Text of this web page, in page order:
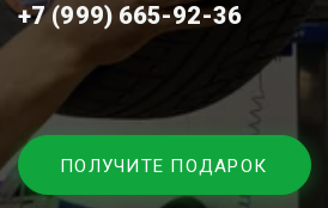
+7 (999) 665-92-36
ПОЛУЧИТЕ ПОДАРОК